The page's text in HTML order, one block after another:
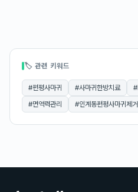
🏷 관련 키워드
#편평사마귀 #사마귀한방치료 #
#면역력관리 #인계동편평사마귀제거